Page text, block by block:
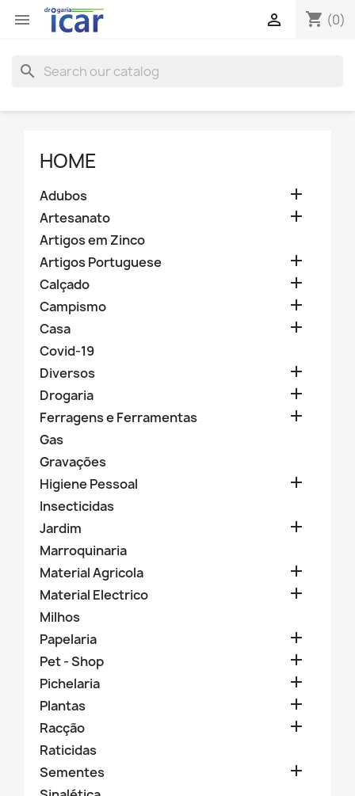
 shopping_cart (0)

search
HOME
Adubos 
Artesanato 
Artigos em Zinco
Artigos Portuguese

Calçado 
Campismo 
Casa 
Covid-19
Diversos

Drogaria 
Ferragens e Ferramentas 
Gas
Gravações
Higiene Pessoal

Insecticidas
Jardim

Marroquinaria
Material Agricola

Material Electrico 
Milhos
Papelaria

Pet - Shop 
Pichelaria 
Plantas 
Racção 
Raticidas
Sementes
